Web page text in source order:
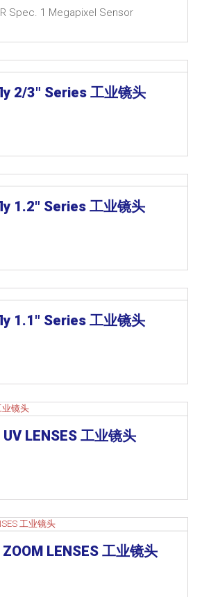
Spec. 1 Megapixel Sensor
2/3" Series 工业镜头
1.2" Series 工业镜头
1.1" Series 工业镜头
UV LENSES 工业镜头
LENSES 工业镜头